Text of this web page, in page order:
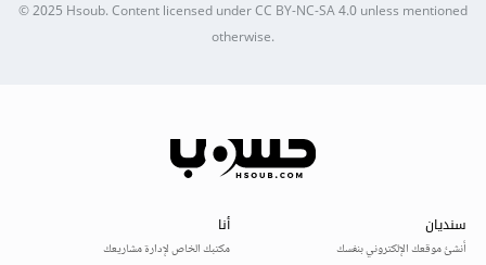
© 2025Hsoub.Content licensed underCC BY-NC-SA 4.0unless mentioned
otherwise.